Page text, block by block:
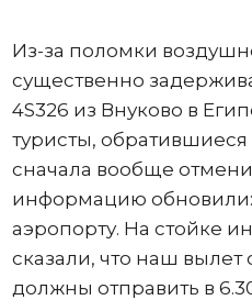
Из-за поломки
существенно
4S326 из Внуково в
туристы,
сначала вообще
информацию
аэропорту. На стойке
сказали, что наш
должны отправить в